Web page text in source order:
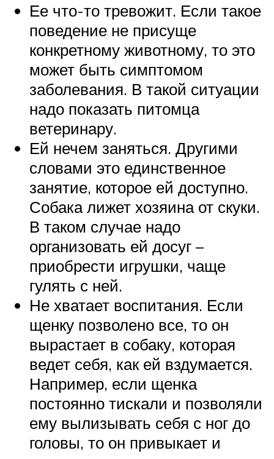
Ее что-то тревожит. Если такое
поведение не присуще
конкретному животному, то это
может быть симптомом
заболевания. В такой ситуации
надо показать питомца
ветеринару.
Ей нечем заняться. Другими
словами это единственное
занятие, которое ей доступно.
Собака лижет хозяина от скуки.
В таком случае надо
организовать ей досуг –
приобрести игрушки, чаще
гулять с ней.
Не хватает воспитания. Если
щенку позволено все, то он
вырастает в собаку, которая
ведет себя, как ей вздумается.
Например, если щенка
постоянно тискали и позволяли
ему вылизывать себя с ног до
головы, то он привыкает и